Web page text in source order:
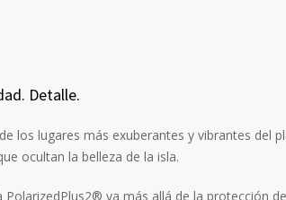
Detalle.
los lugares más exuberantes y vibrantes del
ocultan la belleza de la isla.
PolarizedPlus2® va más allá de la protección